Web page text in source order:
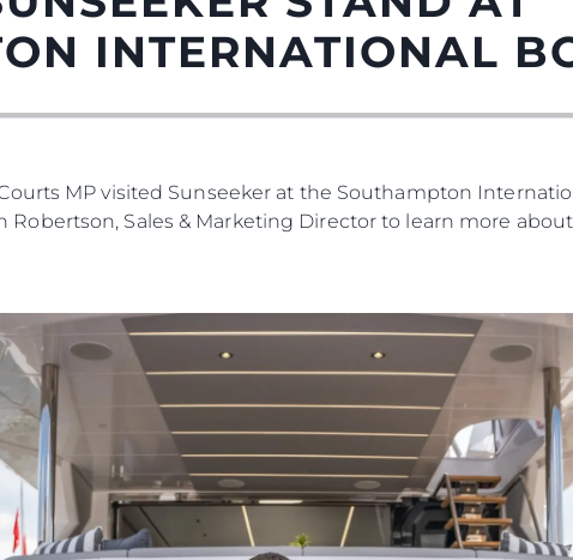
INTERNATIONAL
MP visited Sunseeker at the Southampton
Robertson, Sales & Marketing Director to learn more
Droits Juridiques
POLITIQUE DE
La
Le